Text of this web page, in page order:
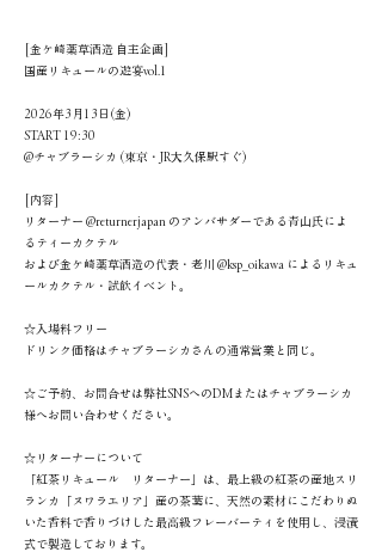
[金ケ崎薬草酒造 自主企画]
国産リキュールの遊宴vol.1
2026年3月13日(金)
START 19:30
@チャブラーシカ (東京・JR大久保駅すぐ)
[内容]
リターナー @returnerjapan のアンバサダーである青山氏によ
るティーカクテル
および金ケ崎薬草酒造の代表・老川 @ksp_oikawa によるリキュ
ールカクテル・試飲イベント。
☆入場料フリー
ドリンク価格はチャブラーシカさんの通常営業と同じ。
☆ご予約、お問合せは弊社SNSへのDMまたはチャブラーシカ
様へお問い合わせください。
☆リターナーについて
「紅茶リキュール リターナー」は、最上級の紅茶の産地スリ
ランカ「ヌワラエリア」産の茶葉に、天然の素材にこだわりぬ
いた香料で香りづけした最高級フレーバーティを使用し、浸漬
式で製造しております。